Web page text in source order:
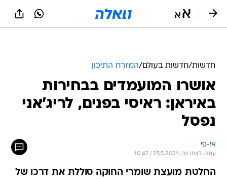
חדשות/חדשות בעולם/המזרח התיכון
אושרו המועמדים בבחירות
באיראן: ראיסי בפנים, לריג'אני
נפסל
אי-פי
עודכן לאחרונה: 25.5.2021 / 10:47
החלטת מועצת שומרי החוקה סוללת את דרכו של